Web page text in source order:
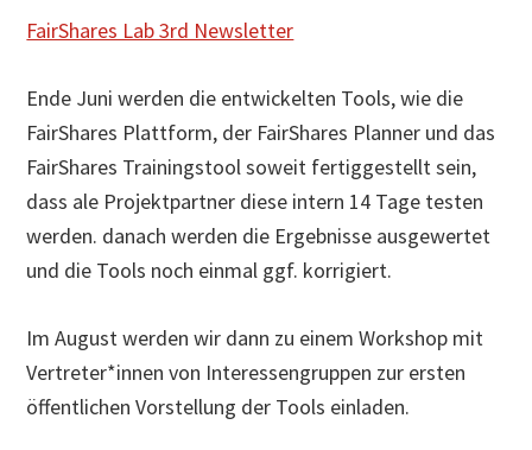
FairShares Lab 3rd Newsletter
Ende Juni werden die entwickelten Tools, wie die
FairShares Plattform, der FairShares Planner und das
FairShares Trainingstool soweit fertiggestellt sein,
dass ale Projektpartner diese intern 14 Tage testen
werden. danach werden die Ergebnisse ausgewertet
und die Tools noch einmal ggf. korrigiert.
Im August werden wir dann zu einem Workshop mit
Vertreter*innen von Interessengruppen zur ersten
öffentlichen Vorstellung der Tools einladen.